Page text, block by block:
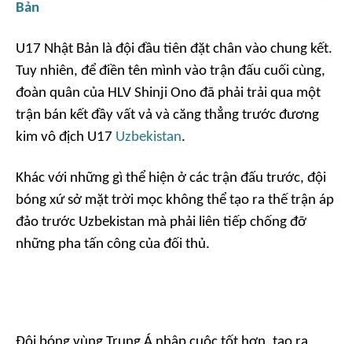
Bản
U17 Nhật Bản là đội đầu tiên đặt chân vào chung kết.
Tuy nhiên, để điền tên mình vào trận đấu cuối cùng,
đoàn quân của HLV Shinji Ono đã phải trải qua một
trận bán kết đầy vất vả và căng thẳng trước đương
kim vô địch U17 Uzbekistan.
Khác với những gì thể hiện ở các trận đấu trước, đội
bóng xứ sở mặt trời mọc không thể tạo ra thế trận áp
đảo trước Uzbekistan mà phải liên tiếp chống đỡ
những pha tấn công của đối thủ.